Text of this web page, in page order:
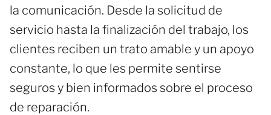
la comunicación. Desde la solicitud de
servicio hasta la finalización del trabajo, los
clientes reciben un trato amable y un apoyo
constante, lo que les permite sentirse
seguros y bien informados sobre el proceso
de reparación.